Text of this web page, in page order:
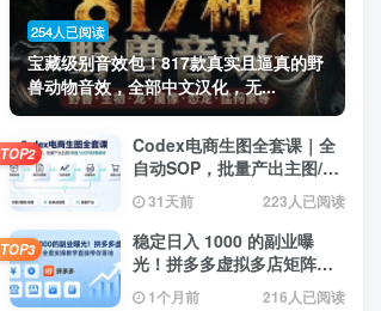
254人已阅读
宝藏级别音效包！817款真实且逼真的野
兽动物音效，全部中文汉化，无...
Codex电商生图全套课｜全
自动SOP，批量产出主图/海
报/小红书封面素材
31天前 223人已阅读
TOP2
稳定日入 1000 的副业曝
光！拼多多虚拟多店矩阵，
全套实操教学直接带你落地
1个月前 216人已阅读
TOP3